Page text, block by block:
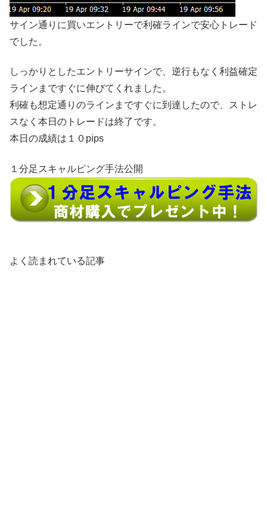
サイン通りに買いエントリーで利確ラインで安心トレード
でした。
しっかりとしたエントリーサインで、逆行もなく利益確定
ラインまですぐに伸びてくれました。
利確も想定通りのラインまですぐに到達したので、ストレ
スなく本日のトレードは終了です。
本日の成績は１０pips
１分足スキャルピング手法公開
よく読まれている記事